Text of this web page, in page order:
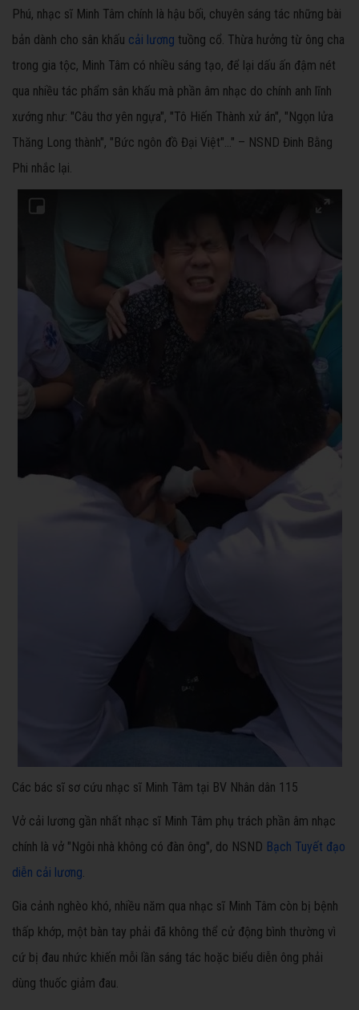
Phú, nhạc sĩ Minh Tâm chính là hậu bối, chuyên sáng tác những bài
bản dành cho sân khấu cải lương tuồng cổ. Thừa hưởng từ ông cha
trong gia tộc, Minh Tâm có nhiều sáng tạo, để lại dấu ấn đậm nét
qua nhiều tác phẩm sân khấu mà phần âm nhạc do chính anh lĩnh
xướng như: "Câu thơ yên ngựa", "Tô Hiến Thành xử án", "Ngọn lửa
Thăng Long thành", "Bức ngôn đồ Đại Việt"…" – NSND Đinh Bằng
Phi nhắc lại.
Các bác sĩ sơ cứu nhạc sĩ Minh Tâm tại BV Nhân dân 115
Vở cải lương gần nhất nhạc sĩ Minh Tâm phụ trách phần âm nhạc
chính là vở "Ngôi nhà không có đàn ông", do NSND Bạch Tuyết đạo
diễn cải lương
Gia cảnh nghèo khó, nhiều năm qua nhạc sĩ Minh Tâm còn bị bệnh
thấp khớp, một bàn tay phải đã không thể cử động bình thường vì
cứ bị đau nhức khiến mỗi lần sáng tác hoặc biểu diễn ông phải
dùng thuốc giảm đau.